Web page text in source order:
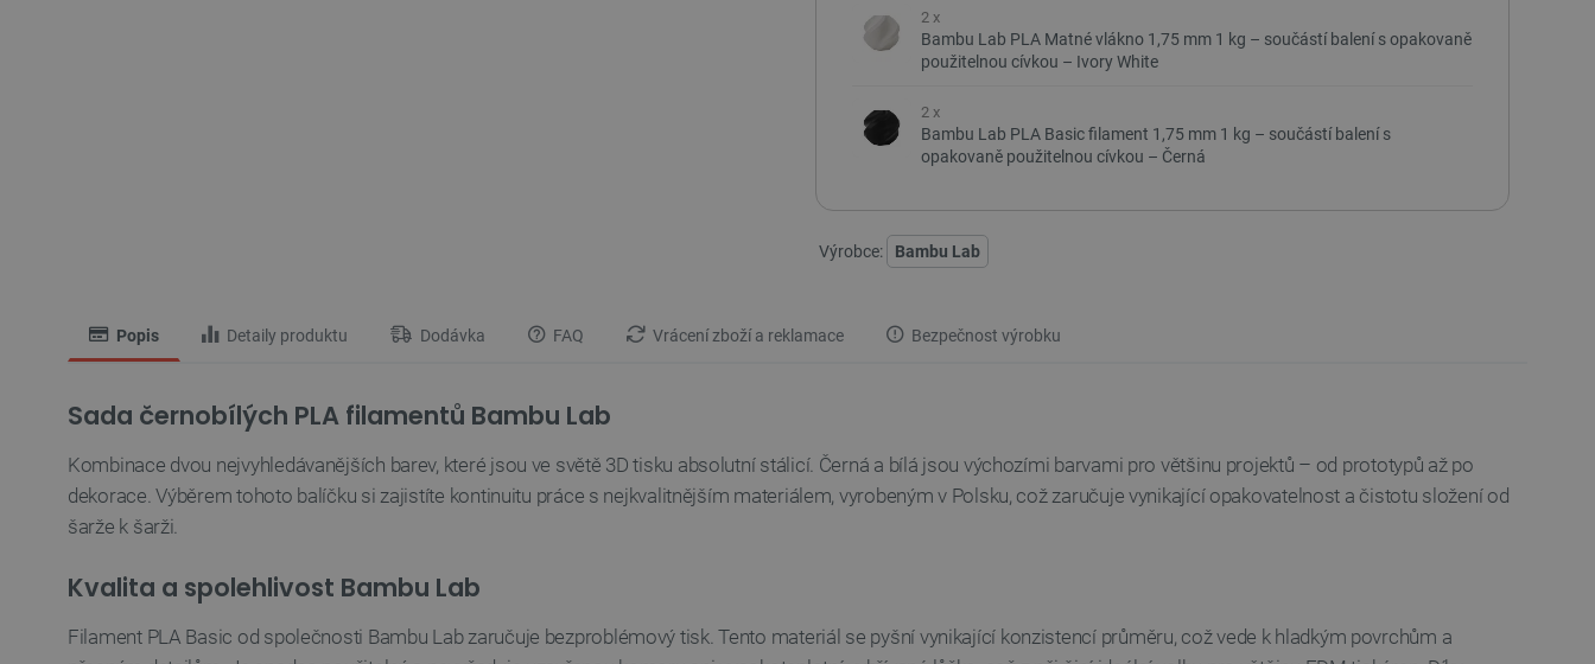
2 x
Bambu Lab PLA Matné vlákno 1,75 mm 1 kg – součástí balení s opakovaně
použitelnou cívkou – Ivory White
2 x
Bambu Lab PLA Basic filament 1,75 mm 1 kg – součástí balení s
opakovaně použitelnou cívkou – Černá
Výrobce: Bambu Lab
Popis Detaily produktu Dodávka FAQ Vrácení zboží a reklamace Bezpečnost výrobku
Sada černobílých PLA filamentů Bambu Lab
Kombinace dvou nejvyhledávanějších barev, které jsou ve světě 3D tisku absolutní stálicí. Černá a bílá jsou výchozími barvami pro většinu projektů – od prototypů až po
dekorace. Výběrem tohoto balíčku si zajistíte kontinuitu práce s nejkvalitnějším materiálem, vyrobeným v Polsku, což zaručuje vynikající opakovatelnost a čistotu složení od
šarže k šarži.
Kvalita a spolehlivost Bambu Lab
Filament PLA Basic od společnosti Bambu Lab zaručuje bezproblémový tisk. Tento materiál se pyšní vynikající konzistencí průměru, což vede k hladkým povrchům a